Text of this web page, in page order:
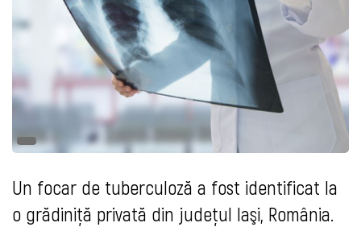
Un focar de tuberculoză a fost identificat la
o grădiniţă privată din judeţul Iaşi, România.